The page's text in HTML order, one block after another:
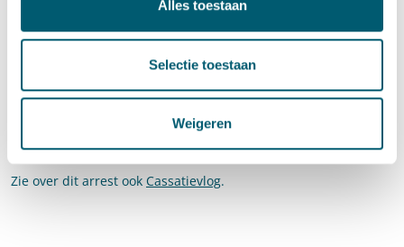
Alles toestaan
Selectie toestaan
Weigeren
vrijwillig had verlaten. Verhuurders die willen dat de huurder
het gehuurde (tijdelijk) verlaat omdat zij gebruik maken van
hun recht van opschorting, zullen hiervoor eerst langs de
Bron: HR 15 maart 2024,ECLI:NL:HR:2024:389
Zie over dit arrest ook Cassatievlog.